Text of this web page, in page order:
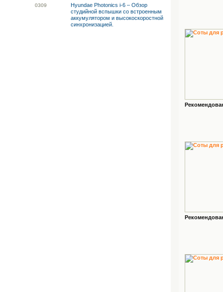
0309
Hyundae Photonics i-6 – Обзор
студийной вспышки со встроенным
аккумулятором и высокоскоростной
синхронизацией.